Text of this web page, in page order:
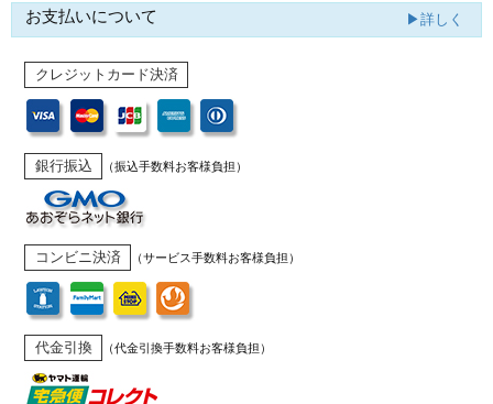
お支払いについて ▶詳しく
クレジットカード決済
銀行振込 （振込手数料お客様負担）
コンビニ決済 （サービス手数料お客様負担）
代金引換 （代金引換手数料お客様負担）